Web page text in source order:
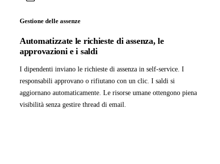
Gestione delle assenze
Automatizzate le richieste di assenza, le
approvazioni e i saldi
I dipendenti inviano le richieste di assenza in self-service. I
responsabili approvano o rifiutano con un clic. I saldi si
aggiornano automaticamente. Le risorse umane ottengono piena
visibilità senza gestire thread di email.